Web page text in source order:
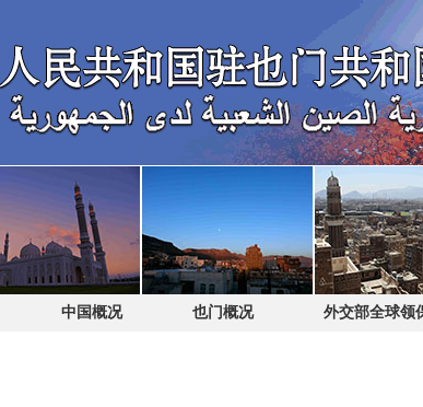
中国概况 也门概况 外交部全球领